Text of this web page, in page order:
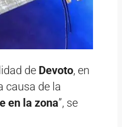
de Devoto, en
causa de la
en la zona”, se